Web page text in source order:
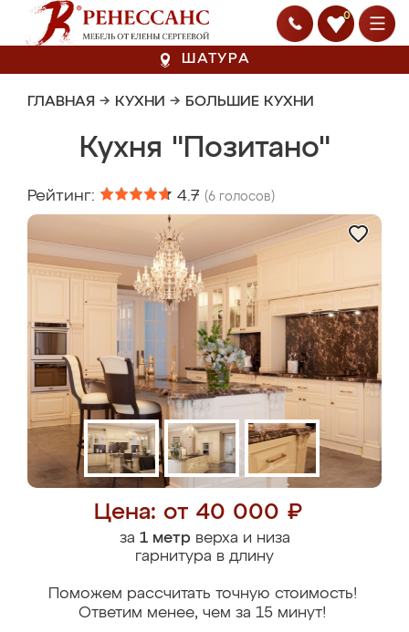
0
ШАТУРА
ГЛАВНАЯ → КУХНИ → БОЛЬШИЕ КУХНИ
Кухня "Позитано"
Рейтинг: 4.7 (6 голосов)
Цена: от 40 000 ₽
за 1 метрверха и низа
гарнитура в длину
Поможем рассчитать точную стоимость!
Ответим менее, чем за 15 минут!